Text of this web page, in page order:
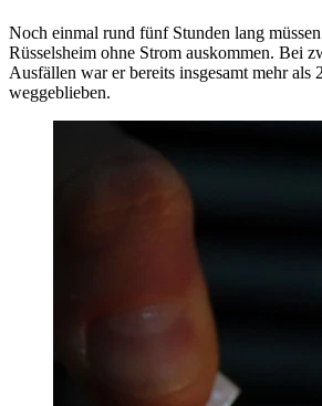
Noch einmal rund fünf Stunden lang
Rüsselsheim ohne Strom auskommen. Bei
Ausfällen war er bereits insgesamt mehr als
weggeblieben.